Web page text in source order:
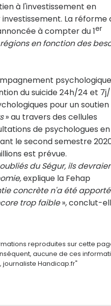
à l'investissement en
La réforme
à compter du 1er
en fonction des
du suicide 24h/24 et
pour un soutien
» au travers des cellules
de psychologues en
le second semestre
est prévue.
du Ségur, ils
explique la Fehap
concrète n'a été
trop faible», conclut-
reproduites sur cette
aucune de ces
Handicap.fr"